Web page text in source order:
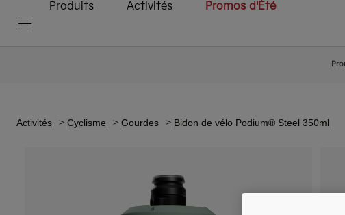
Produits Activités Promos d'Été
Activités Cyclisme Gourdes Bidon de vélo Podium® Steel 350ml